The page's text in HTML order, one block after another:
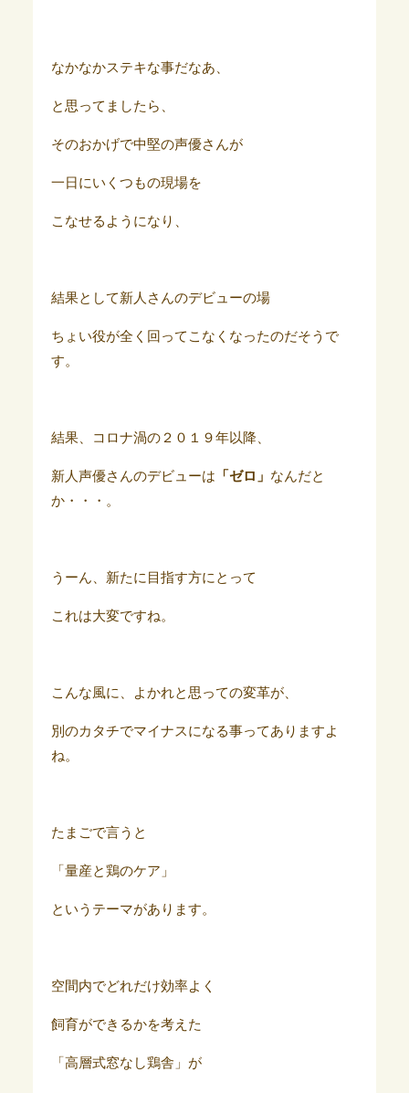
なかなかステキな事だなあ、
と思ってましたら、
そのおかげで中堅の声優さんが
一日にいくつもの現場を
こなせるようになり、
結果として新人さんのデビューの場
ちょい役が全く回ってこなくなったのだそうで
す。
結果、コロナ渦の２０１９年以降、
新人声優さんのデビューは 「ゼロ」 なんだと
か・・・。
うーん、新たに目指す方にとって
これは大変ですね。
こんな風に、よかれと思っての変革が、
別のカタチでマイナスになる事ってありますよ
ね。
たまごで言うと
「量産と鶏のケア」
というテーマがあります。
空間内でどれだけ効率よく
飼育ができるかを考えた
「高層式窓なし鶏舎」が